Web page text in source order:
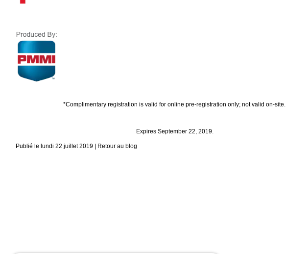
*Complimentary registration is valid for online pre-registration only; not valid on-site.
Expires September 22, 2019.
Publié le lundi 22 juillet 2019 | Retour au blog